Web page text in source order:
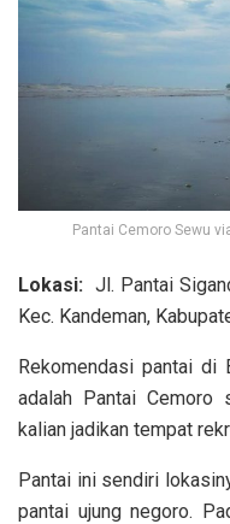
Pantai Cemoro Sewu
Lokasi: Jl. Pantai
Kec. Kandeman,
Rekomendasi pantai di
adalah Pantai
kalian jadikan tempat
Pantai ini sendiri
pantai ujung negoro.